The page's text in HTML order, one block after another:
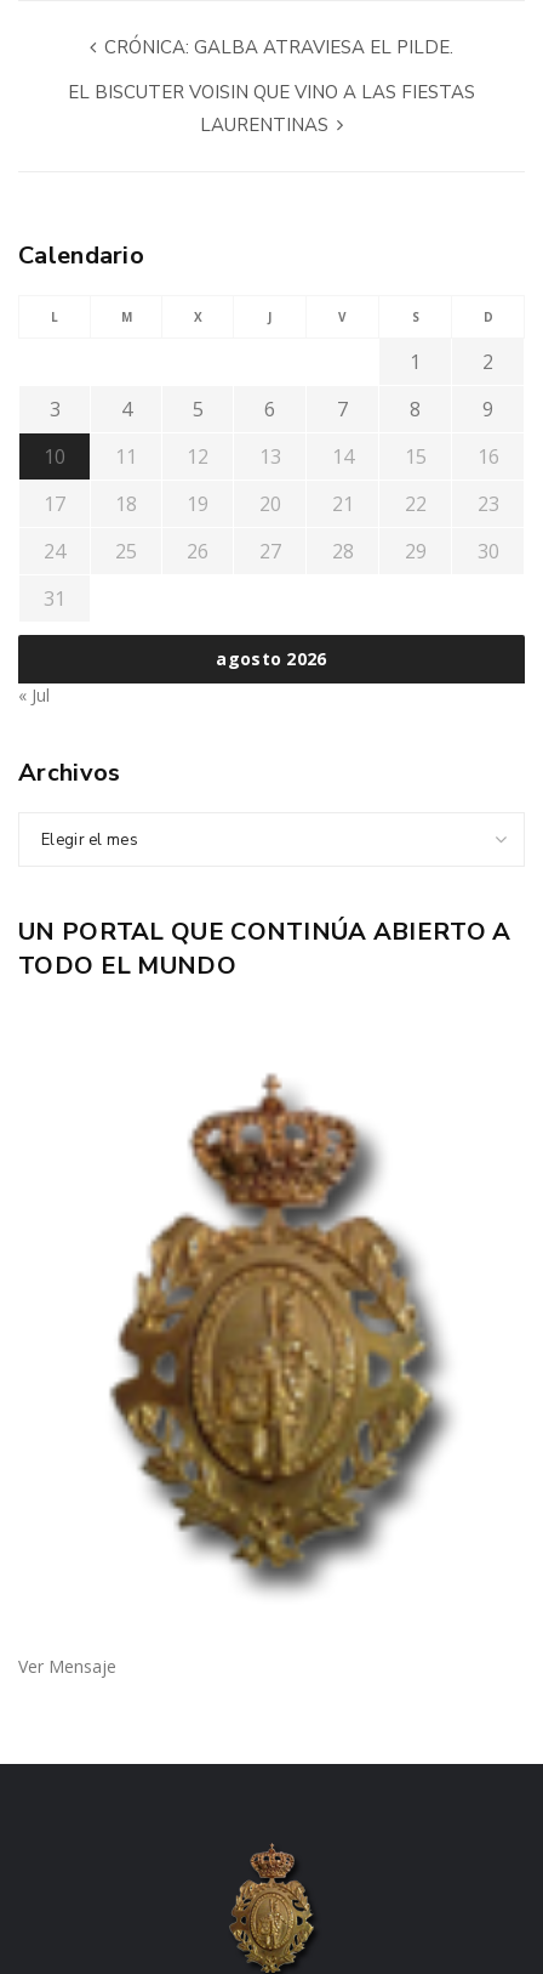
CRÓNICA: GALBA ATRAVIESA EL PILDE.
EL BISCUTER VOISIN QUE VINO A LAS FIESTAS
LAURENTINAS
Calendario
agosto 2026
L M X J V S D
1
2
3
4 5 6 7 8
9
10
11 12 13 14 15
16
17
18 19 20 21 22
23
24
25 26 27 28 29
30
31
« Jul
Archivos
Elegir el mes
UN PORTAL QUE CONTINÚA ABIERTO A
TODO EL MUNDO
Ver Mensaje